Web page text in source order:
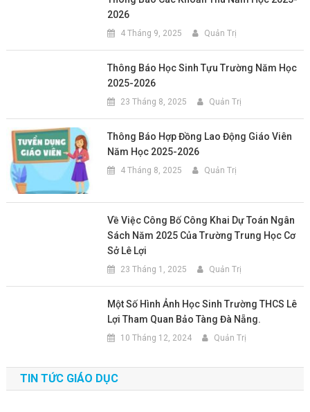
2026
4 Tháng 9, 2025 Quản Trị
Thông Báo Học Sinh Tựu Trường Năm Học
2025-2026
23 Tháng 8, 2025 Quản Trị
Thông Báo Hợp Đồng Lao Động Giáo Viên
Năm Học 2025-2026
4 Tháng 8, 2025 Quản Trị
Về Việc Công Bố Công Khai Dự Toán Ngân
Sách Năm 2025 Của Trường Trung Học Cơ
Sở Lê Lợi
23 Tháng 1, 2025 Quản Trị
Một Số Hình Ảnh Học Sinh Trường THCS Lê
Lợi Tham Quan Bảo Tàng Đà Nẵng.
10 Tháng 12, 2024 Quản Trị
TIN TỨC GIÁO DỤC